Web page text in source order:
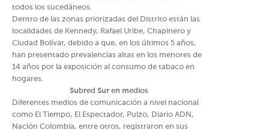
todos los sucedáneos.
Dentro de las zonas priorizadas del Distrito están las
localidades de Kennedy, Rafael Uribe, Chapinero y
Ciudad Bolívar, debido a que, en los últimos 5 años,
han presentado prevalencias altas en los menores de
14 años por la exposición al consumo de tabaco en
hogares.
Subred Sur en medios
Diferentes medios de comunicación a nivel nacional
como El Tiempo, El Espectador, Pulzo, Diario ADN,
Nación Colombia, entre otros, registraron en sus